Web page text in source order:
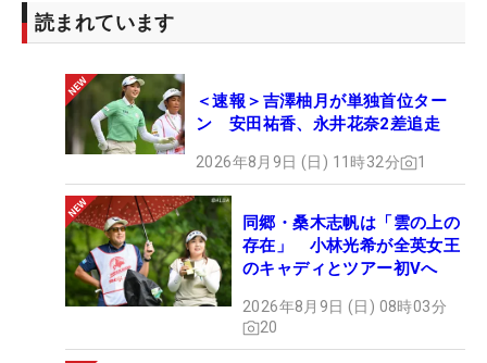
読まれています
＜速報＞吉澤柚月が単独首位ター
ン 安田祐香、永井花奈2差追走
2026年8月9日 (日) 11時32分 1
同郷・桑木志帆は「雲の上の
存在」 小林光希が全英女王
のキャディとツアー初Vへ
2026年8月9日 (日) 08時03分
20